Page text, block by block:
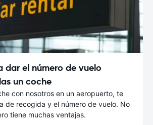
dar el número de vuelo
un coche
con nosotros en un aeropuerto, te
de recogida y el número de vuelo. No
tiene muchas ventajas.